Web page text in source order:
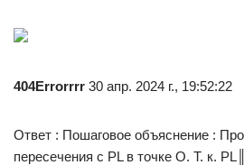
404Errorrrr 30 апр. 2024 г., 19:52:22
Ответ : Пошаговое объяснение :
пересечения с РL в точке О. Т. к.